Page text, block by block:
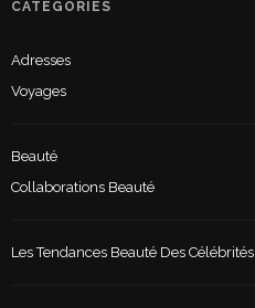
CATÉGORIES
Adresses
Voyages
Beauté
Collaborations Beauté
Les Tendances Beauté Des Célébrités